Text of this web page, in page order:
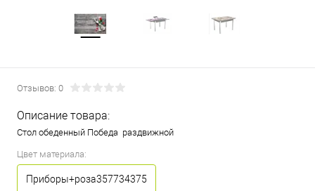
Отзывов: 0
Описание товара:
Стол обеденный Победа раздвижной
Цвет материала:
Приборы+роза357734375